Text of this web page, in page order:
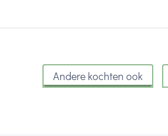
Andere kochten ook